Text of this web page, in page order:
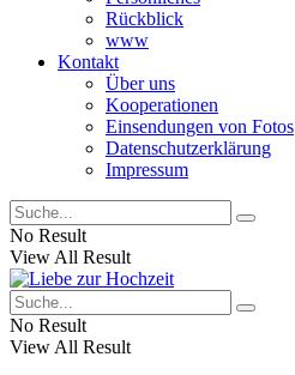
Rückblick
www
Kontakt
Über uns
Kooperationen
Einsendungen von Fotos
Datenschutzerklärung
Impressum
No Result
View All Result
No Result
View All Result